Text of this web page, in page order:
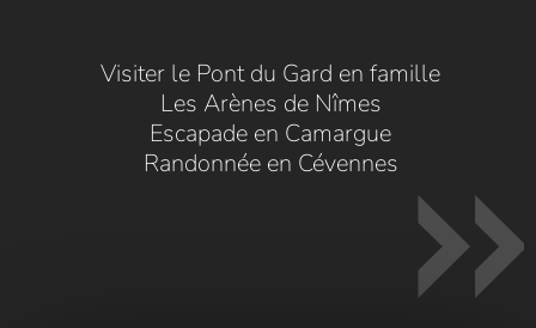
Visiter le Pont du Gard en famille
Les Arènes de Nîmes
Escapade en Camargue
Randonnée en Cévennes